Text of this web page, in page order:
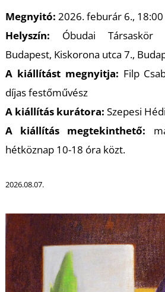
Megnyitó: 2026. feburár 6., 18:00
Helyszín: Óbudai Társaskör
Budapest, Kiskorona utca 7.,
A kiállítást megnyitja: Filp
díjas festőművész
A kiállítás kurátora: Szepesi
A kiállítás megtekinthető:
hétköznap 10-18 óra közt.
2026.08.07.